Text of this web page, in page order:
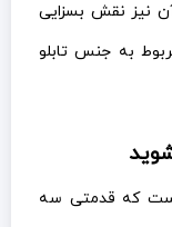
نیز نقش بسزایی
به جنس تابلو
که قدمتی سه